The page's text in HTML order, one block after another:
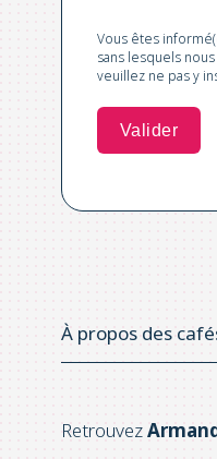
Vous êtes
sans lesquels
veuillez ne pas y
À propos des
Retrouvez